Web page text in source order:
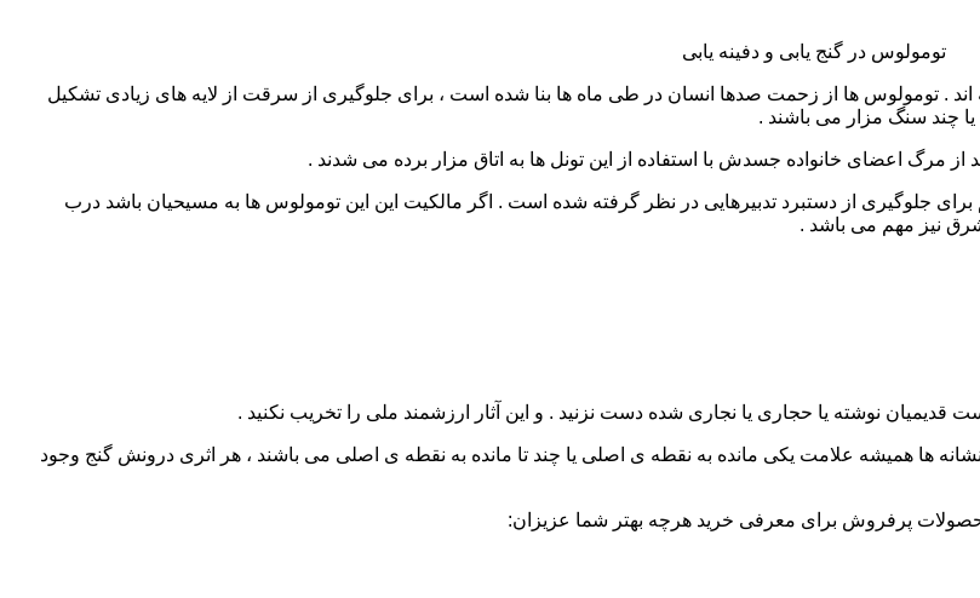
تومولوس در گنج یابی و دفینه یابی
اند . تومولوس ها از زحمت صدها انسان در طی ماه ها بنا شده است ، برای جلوگیری از سرقت از لایه های زیادی تشکیل
چند سنگ مزار می باشند .
از مرگ اعضای خانواده جسدش با استفاده از این تونل ها به اتاق مزار برده می شدند .
برای جلوگیری از دستبرد تدبیرهایی در نظر گرفته شده است . اگر مالکیت این این تومولوس ها به مسیحیان باشد درب
نیز مهم می باشد .
قدیمیان نوشته یا حجاری یا نجاری شده دست نزنید . و این آثار ارزشمند ملی را تخریب نکنید .
ها همیشه علامت یکی مانده به نقطه ی اصلی یا چند تا مانده به نقطه ی اصلی می باشند ، هر اثری درونش گنج وجود
پرفروش برای معرفی خرید هرچه بهتر شما عزیزان: